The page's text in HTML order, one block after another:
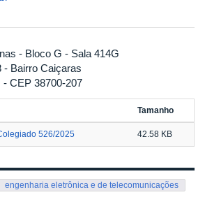
- Bloco G - Sala 414G
- Bairro Caiçaras
CEP 38700-207
Tamanho
526/2025 42.58 KB
engenharia eletrônica e de telecomunicações